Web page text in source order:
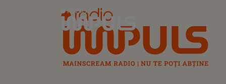
Radio Impuls